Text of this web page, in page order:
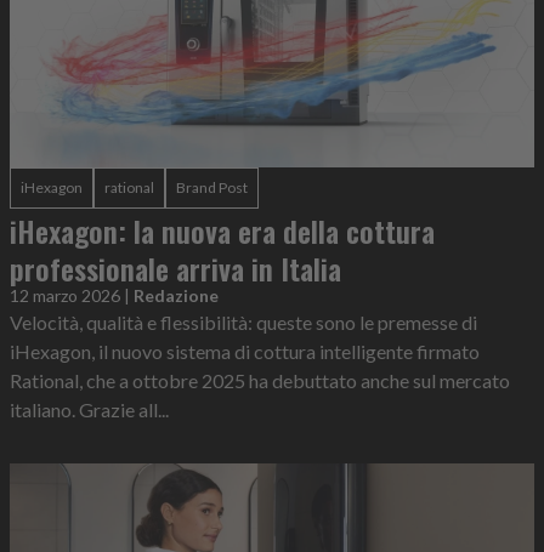
iHexagon rational Brand Post
iHexagon: la nuova era della cottura
professionale arriva in Italia
12 marzo 2026 | Redazione
Velocità, qualità e flessibilità: queste sono le premesse di
iHexagon, il nuovo sistema di cottura intelligente firmato
Rational, che a ottobre 2025 ha debuttato anche sul mercato
italiano. Grazie all...